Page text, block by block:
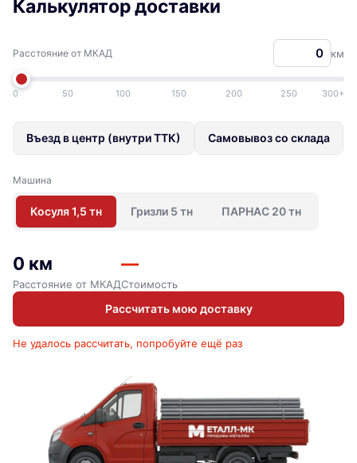
Калькулятор доставки
Расстояние от МКАД км
0 50 100 150 200 250 300+
Въезд в центр (внутри ТТК) Самовывоз со склада
Машина
Косуля 1,5 тн Гризли 5 тн ПАРНАС 20 тн
0 км
Расстояние от МКАД
—
Стоимость
Рассчитать мою доставку
Не удалось рассчитать, попробуйте ещё раз